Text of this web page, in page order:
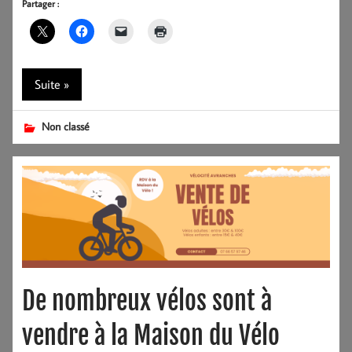
Partager :
Suite »
Non classé
De nombreux vélos sont à
vendre à la Maison du Vélo